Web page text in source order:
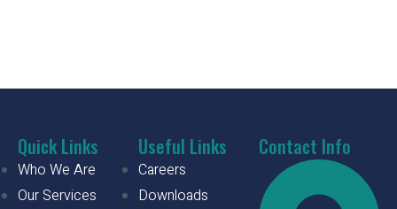
Quick Links
Who We Are
Our Services
Useful Links
Careers
Downloads
Contact Info